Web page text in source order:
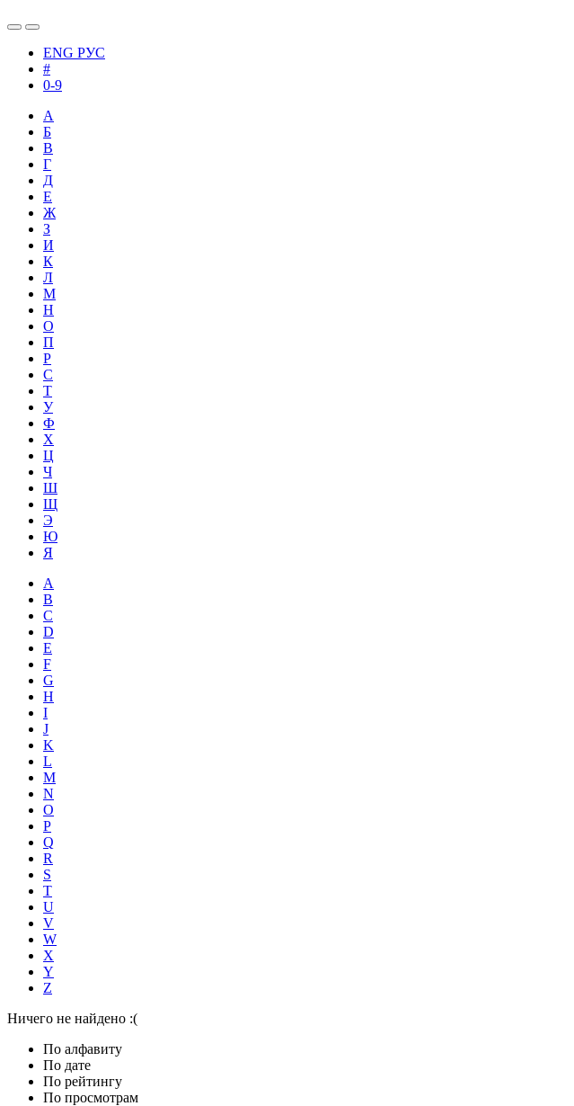
ENG РУС
#
0-9
А
Б
В
Г
Д
Е
Ж
З
И
К
Л
М
Н
О
П
Р
С
Т
У
Ф
Х
Ц
Ч
Ш
Щ
Э
Ю
Я
A
B
C
D
E
F
G
H
I
J
K
L
M
N
O
P
Q
R
S
T
U
V
W
X
Y
Z
Ничего не найдено :(
По алфавиту
По дате
По рейтингу
По просмотрам